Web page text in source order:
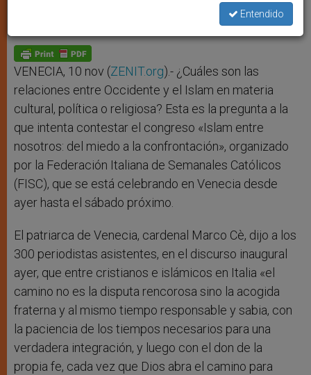
A
p
p
n
g
e
r
o
o
k
e
VENECIA, 10 nov (ZENIT.org).- ¿Cuáles son las
relaciones entre Occidente y el Islam en materia
cultural, política o religiosa? Esta es la pregunta a la
que intenta contestar el congreso «Islam entre
nosotros: del miedo a la confrontación», organizado
por la Federación Italiana de Semanales Católicos
(FISC), que se está celebrando en Venecia desde
ayer hasta el sábado próximo.
El patriarca de Venecia, cardenal Marco Cè, dijo a los
300 periodistas asistentes, en el discurso inaugural
ayer, que entre cristianos e islámicos en Italia «el
camino no es la disputa rencorosa sino la acogida
fraterna y al mismo tiempo responsable y sabia, con
la paciencia de los tiempos necesarios para una
verdadera integración, y luego con el don de la
propia fe, cada vez que Dios abra el camino para
Entendido